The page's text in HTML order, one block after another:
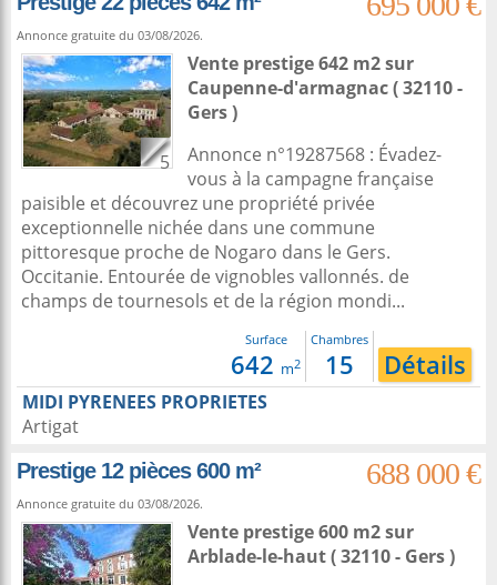
Annonce gratuite du 03/08/2026.
5
Vente prestige 642 m2sur
Caupenne-d'armagnac( 32110 -
Gers )
Annonce n°19287568 : Évadez-
vous à la campagne française
paisible et découvrez une propriété privée
exceptionnelle nichée dans une commune
pittoresque proche de Nogaro dans le Gers.
Occitanie. Entourée de vignobles vallonnés. de
champs de tournesols et de la région mondi...
Surface
642 m2
Chambres
15 Détails
MIDI PYRENEES PROPRIETES
Artigat
Prestige 12 pièces 600 m²
688 000 €
Annonce gratuite du 03/08/2026.
Vente prestige 600 m2sur
Arblade-le-haut( 32110 - Gers )